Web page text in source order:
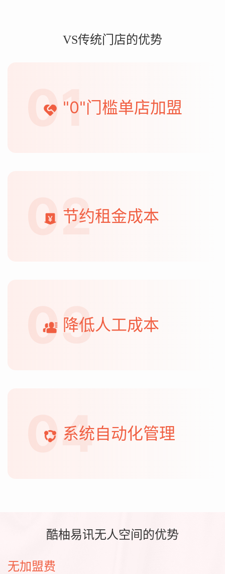
VS传统门店的优势
01"0"门槛单店加盟
02
节约租金成本
03
降低人工成本
04
系统自动化管理
酷柚易讯无人空间的优势
无加盟费